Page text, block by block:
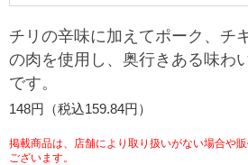
ギフト
プリペイドカード・金券
ニンテンドー・ダウンロードカード
コピー
プリント
スキャン
宅配便
切手・はがき・印紙
セブン銀行ATM
チケットサービス
セブンチケット
セブン‐イレブンでお受取り
企業理念
会社概要
貸借対照表・損益計算書
セブン＆アイ・ホールディングスの重
サステナビリティ活動基本方針
サステナビリティ推進体制
加盟店オーナー募集
アルバイト情報
店舗検索
チリの辛味に加えてポーク、チ
の肉を使用し、奥行きある味わ
です。
148円（税込159.84円）
掲載商品は、店舗により取り扱いがない場合や
ございます。